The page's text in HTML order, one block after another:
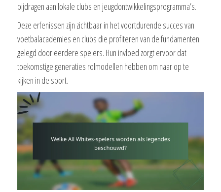
bijdragen aan lokale clubs en jeugdontwikkelingsprogramma’s.
Deze erfenissen zijn zichtbaar in het voortdurende succes van
voetbalacademies en clubs die profiteren van de fundamenten
gelegd door eerdere spelers. Hun invloed zorgt ervoor dat
toekomstige generaties rolmodellen hebben om naar op te
kijken in de sport.